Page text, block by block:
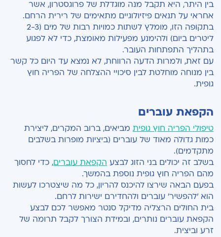
בין היתר, היא תקבל מנה מוגדלת של פרוגסטרון, אשר
אחראי על תנאים פיזיולוגיים מתאימים של רירית הרחם.
בתקופה הזו, מומלץ לשתות כמויות רבות של מים (2-3
ליטרים ביום) ולהימנע מפעילות מאומצת, כדי לא לפגוע
בתהליך התפתחות העובר.
עם זאת, ולמרות הדעה הרווחת, לא נמצא עד היום כל קשר
בין מנוחה מוחלטת לבין סיכויי ההצלחה של הפריה חוץ
גופית.
הקפאת עוברים
טיפולי הפריה חוץ גופית מביאים, ברוב המקרים, ליצירת
כמות גדולה מאוד של עוברים (ביציות מופרות בשלבים
מתקדמים).
בשלב זה יכולים בני הזוג לבצע הקפאת עוברים, כדי לחסוך
מהם הפריה חוץ גופית נוספת בהמשך.
בפעם הבאה שירצו להיכנס להריון, כל מה שיצטרכו לעשות
הוא 'להפשיר' עוברים ולהחדירם ישירות לרחם.
בית החולים הרצליה מדיקל סנטר מאפשר לכם לבצע
הקפאת עוברים נותרים, ובמידת הצורך לקבל תרומה של
זרע וביצית.